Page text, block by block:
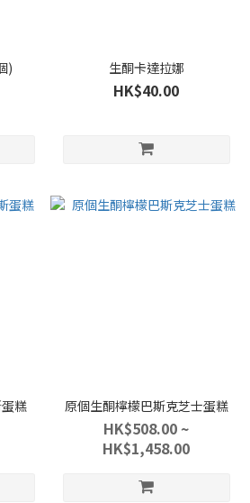
) 生酮卡達拉娜
HK$40.00
糕 原個生酮檸檬巴斯克芝士蛋糕
HK$508.00 ~
HK$1,458.00